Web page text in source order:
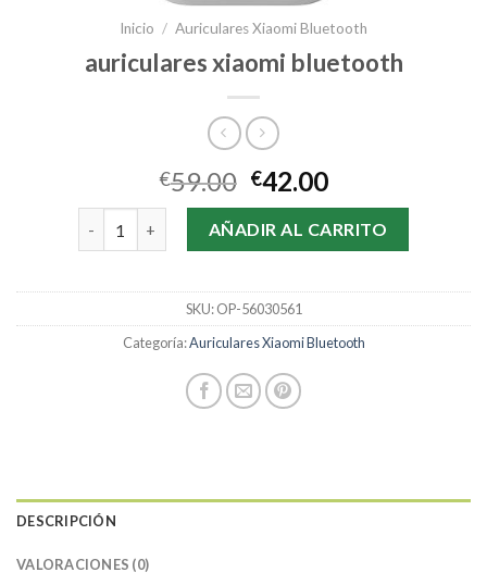
Inicio / Auriculares Xiaomi Bluetooth
auriculares xiaomi bluetooth
€59.00 €42.00
auriculares xiaomi bluetooth cantidad
AÑADIR AL CARRITO
SKU:OP-56030561
Categoría:Auriculares Xiaomi Bluetooth
DESCRIPCIÓN
VALORACIONES (0)